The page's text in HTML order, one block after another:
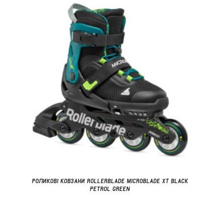
РОЛИКОВІ КОВЗАНИ ROLLERBLADE MICROBLADE XT BLACK
PETROL GREEN